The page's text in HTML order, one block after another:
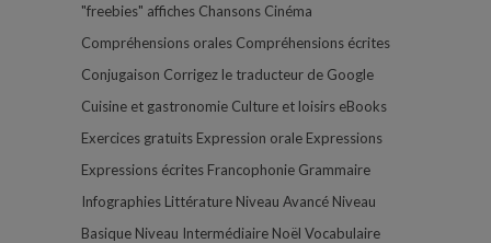
"freebies" affiches Chansons Cinéma
Compréhensions orales Compréhensions écrites
Conjugaison Corrigez le traducteur de Google
Cuisine et gastronomie Culture et loisirs eBooks
Exercices gratuits Expression orale Expressions
Expressions écrites Francophonie Grammaire
Infographies Littérature Niveau Avancé Niveau
Basique Niveau Intermédiaire Noël Vocabulaire